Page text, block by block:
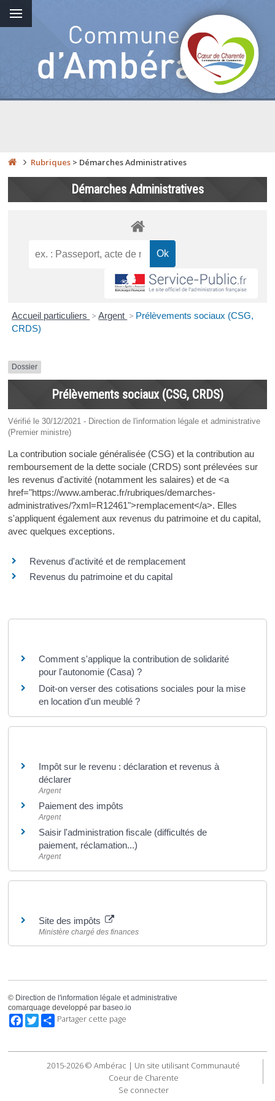
Rubriques > Démarches Administratives
Démarches Administratives
Accueil particuliers > Argent > Prélèvements sociaux (CSG,
CRDS)
Dossier
Prélèvements sociaux (CSG, CRDS)
Vérifié le 30/12/2021 - Direction de l'information légale et administrative
(Premier ministre)
La contribution sociale généralisée (CSG) et la contribution au
remboursement de la dette sociale (CRDS) sont prélevées sur
les revenus d'activité (notamment les salaires) et de <a
href="https://www.amberac.fr/rubriques/demarches-
administratives/?xml=R12461">remplacement</a>. Elles
s'appliquent également aux revenus du patrimoine et du capital,
avec quelques exceptions.
Revenus d'activité et de remplacement
Revenus du patrimoine et du capital
Comment s'applique la contribution de solidarité
pour l'autonomie (Casa) ?
Doit-on verser des cotisations sociales pour la mise
en location d'un meublé ?
Impôt sur le revenu : déclaration et revenus à
déclarer
Argent
Paiement des impôts
Argent
Saisir l'administration fiscale (difficultés de
paiement, réclamation...)
Argent
Site des impôts
Ministère chargé des finances
© Direction de l'information légale et administrative
comarquage developpé par baseo.io
Facebook
TwitterPartager cette page
2015-2026 © Ambérac | Un site utilisant Communauté
Coeur de Charente
Se connecter